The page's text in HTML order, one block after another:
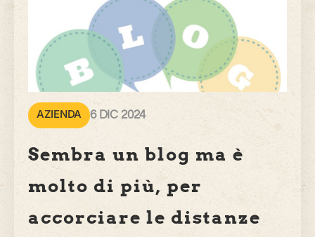
AZIENDA 6 DIC 2024
Sembra un blog ma è
molto di più, per
accorciare le distanze